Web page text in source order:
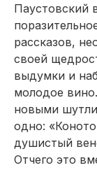
Паустовский
рассказов,
своей
выдумки и
молодое
новыми
одно:
душистый
Отчего это